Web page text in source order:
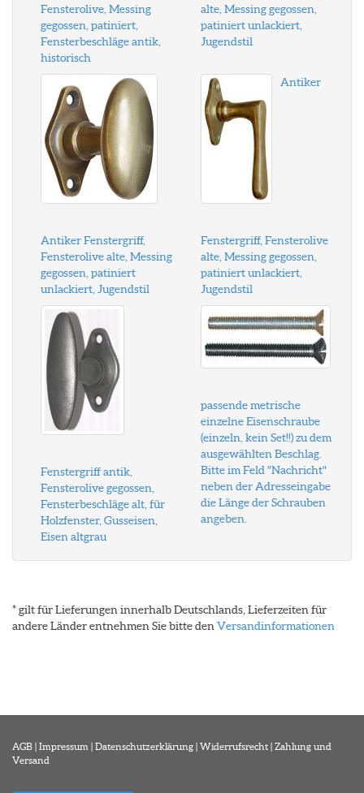
Fensterolive, Messing
gegossen, patiniert,
Fensterbeschläge antik,
historisch
alte, Messing gegossen,
patiniert unlackiert,
Jugendstil
Antiker Fenstergriff,
Fensterolive alte, Messing
gegossen, patiniert
unlackiert, Jugendstil
Antiker
Fenstergriff, Fensterolive
alte, Messing gegossen,
patiniert unlackiert,
Jugendstil
Fenstergriff antik,
Fensterolive gegossen,
Fensterbeschläge alt, für
Holzfenster, Gusseisen,
Eisen altgrau
passende metrische
einzelne Eisenschraube
(einzeln, kein Set!!) zu dem
ausgewählten Beschlag.
Bitte im Feld "Nachricht"
neben der Adresseingabe
die Länge der Schrauben
angeben.
* gilt für Lieferungen innerhalb Deutschlands, Lieferzeiten für
andere Länder entnehmen Sie bitte den Versandinformationen
AGB | Impressum | Datenschutzerklärung | Widerrufsrecht | Zahlung und
Versand